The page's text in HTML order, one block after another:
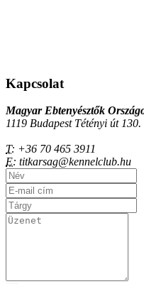
Kapcsolat
Magyar Ebtenyésztők
1119 Budapest Tétényi út 130.
T: +36 70 465 3911
E: titkarsag@kennelclub.hu